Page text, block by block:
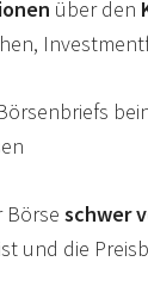
über den
Börse schwer
und die